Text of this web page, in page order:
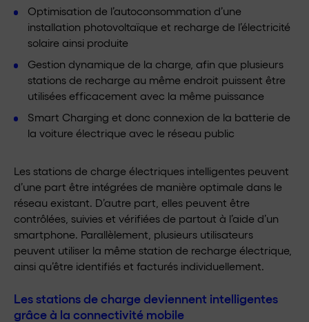
Optimisation de l’autoconsommation d’une
installation photovoltaïque et recharge de l’électricité
solaire ainsi produite
Gestion dynamique de la charge, afin que plusieurs
stations de recharge au même endroit puissent être
utilisées efficacement avec la même puissance
Smart Charging et donc connexion de la batterie de
la voiture électrique avec le réseau public
Les stations de charge électriques intelligentes peuvent
d’une part être intégrées de manière optimale dans le
réseau existant. D’autre part, elles peuvent être
contrôlées, suivies et vérifiées de partout à l’aide d’un
smartphone. Parallèlement, plusieurs utilisateurs
peuvent utiliser la même station de recharge électrique,
ainsi qu’être identifiés et facturés individuellement.
Les stations de charge deviennent intelligentes
grâce à la connectivité mobile